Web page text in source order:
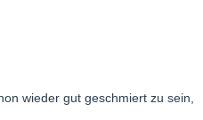
wieder gut geschmiert zu sein,